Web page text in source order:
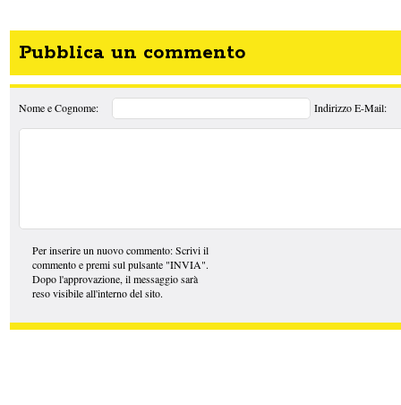
Pubblica un commento
Nome e Cognome: Indirizzo E-Mail:
Per inserire un nuovo commento: Scrivi il
commento e premi sul pulsante "INVIA".
Dopo l'approvazione, il messaggio sarà
reso visibile all'interno del sito.